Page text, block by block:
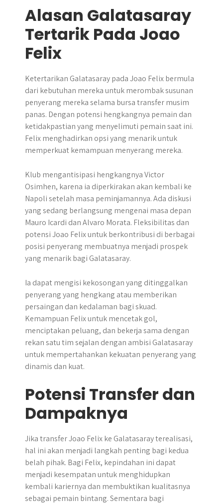
Alasan Galatasaray
Tertarik Pada Joao
Felix
Ketertarikan Galatasaray pada Joao Felix bermula
dari kebutuhan mereka untuk merombak susunan
penyerang mereka selama bursa transfer musim
panas. Dengan potensi hengkangnya pemain dan
ketidakpastian yang menyelimuti pemain saat ini.
Felix menghadirkan opsi yang menarik untuk
memperkuat kemampuan menyerang mereka.
Klub mengantisipasi hengkangnya Victor
Osimhen, karena ia diperkirakan akan kembali ke
Napoli setelah masa peminjamannya. Ada diskusi
yang sedang berlangsung mengenai masa depan
Mauro Icardi dan Alvaro Morata. Fleksibilitas dan
potensi Joao Felix untuk berkontribusi di berbagai
posisi penyerang membuatnya menjadi prospek
yang menarik bagi Galatasaray.
Ia dapat mengisi kekosongan yang ditinggalkan
penyerang yang hengkang atau memberikan
persaingan dan kedalaman bagi skuad.
Kemampuan Felix untuk mencetak gol,
menciptakan peluang, dan bekerja sama dengan
rekan satu tim sejalan dengan ambisi Galatasaray
untuk mempertahankan kekuatan penyerang yang
dinamis dan kuat.
Potensi Transfer dan
Dampaknya
Jika transfer Joao Felix ke Galatasaray terealisasi,
hal ini akan menjadi langkah penting bagi kedua
belah pihak. Bagi Felix, kepindahan ini dapat
menjadi kesempatan untuk menghidupkan
kembali kariernya dan membuktikan kualitasnya
sebagai pemain bintang. Sementara bagi